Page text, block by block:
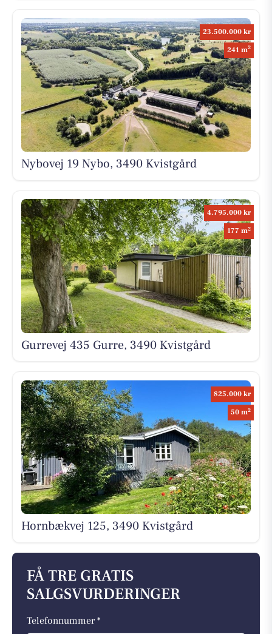
23.500.000 kr
241 m2
Nybovej 19 Nybo, 3490 Kvistgård
4.795.000 kr
177 m2
Gurrevej 435 Gurre, 3490 Kvistgård
825.000 kr
50 m2
Hornbækvej 125, 3490 Kvistgård
FÅ TRE GRATIS
SALGSVURDERINGER
Telefonnummer *